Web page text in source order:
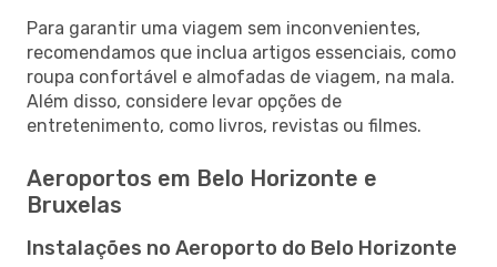
Para garantir uma viagem sem inconvenientes,
recomendamos que inclua artigos essenciais, como
roupa confortável e almofadas de viagem, na mala.
Além disso, considere levar opções de
entretenimento, como livros, revistas ou filmes.
Aeroportos em Belo Horizonte e
Bruxelas
Instalações no Aeroporto do Belo Horizonte